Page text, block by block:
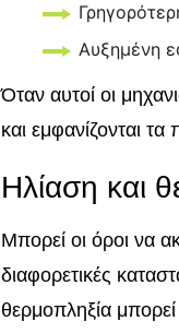
Αυξημένη
Όταν αυτοί οι
και εμφανίζονται
Ηλίαση και
Μπορεί οι όροι να
διαφορετικές
θερμοπληξία